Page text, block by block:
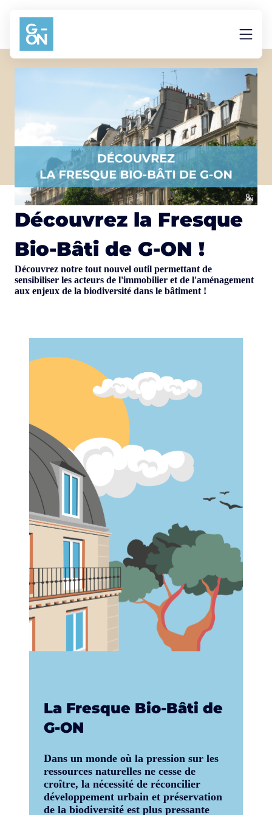
Aller au contenu
Découvrez la Fresque
Bio-Bâti de G-ON !
Découvrez notre tout nouvel outil permettant de
sensibiliser les acteurs de l'immobilier et de l'aménagement
aux enjeux de la biodiversité dans le bâtiment !
La Fresque Bio-Bâti de
G-ON
Dans un monde où la pression sur les
ressources naturelles ne cesse de
croître, la nécessité de réconcilier
développement urbain et préservation
de la biodiversité est plus pressante